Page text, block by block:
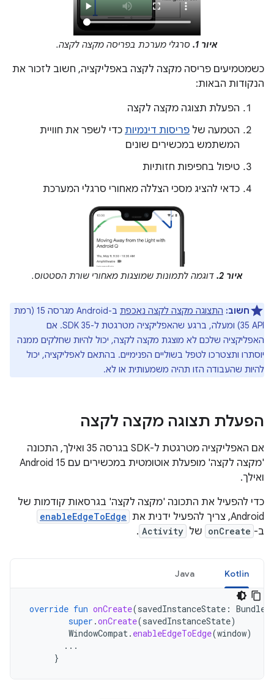
איור 1. סרגלי מערכת בפריסה מקצה לקצה.
כשמטמיעים פריסה מקצה לקצה באפליקציה, חשוב לזכור את
הנקודות הבאות:
הפעלת תצוגה מקצה לקצה
הטמעה של פריסות דינמיות כדי לשפר את חוויית
המשתמש במכשירים שונים
טיפול בחפיפות חזותיות
כדאי להציג מסכי הצללה מאחורי סרגלי המערכת
איור 2. דוגמה לתמונות שמוצגות מאחורי שורת הסטטוס.
חשוב: התצוגה מקצה לקצה נאכפת
ב-Android מגרסה 15 (רמת
API‏ 35) ומעלה, ברגע שהאפליקציה מטרגטת ל-SDK 35. אם
האפליקציה שלכם לא מוצגת מקצה לקצה, יכול להיות שחלקים ממנה
יוסתרו ותצטרכו לטפל בשוליים הפנימיים. בהתאם לאפליקציה, יכול
להיות שהעבודה הזו תהיה משמעותית או לא.
הפעלת תצוגה מקצה לקצה
אם האפליקציה מטרגטת ל-SDK בגרסה 35 ואילך, התכונה
'מקצה לקצה' מופעלת אוטומטית במכשירים עם Android 15
ואילך.
כדי להפעיל את התכונה 'מקצה לקצה' בגרסאות קודמות של
Android, צריך להפעיל ידנית את
enableEdgeToEdge
ב- onCreate של Activity
.
Kotlin
Java
override fun onCreate(savedInstanceState :
super .onCreate(savedInstanceState)
WindowCompat . enableEdgeToEdge(window)
...
}